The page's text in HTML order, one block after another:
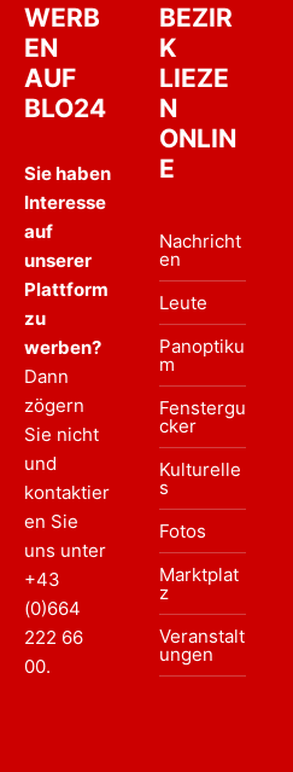
WERB
EN
AUF
BLO24
Sie haben
Interesse
auf
unserer
Plattform
zu
werben?
Dann
zögern
Sie nicht
und
kontaktier
en Sie
uns unter
+43
(0)664
222 66
00.
BEZIR
K
LIEZE
N
ONLIN
E
Nachricht
en
Leute
Panoptiku
m
Fenstergu
cker
Kulturelle
s
Fotos
Marktplat
z
Veranstalt
ungen